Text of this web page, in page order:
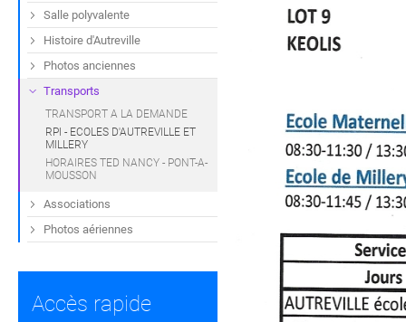
Salle polyvalente
Histoire d'Autreville
Photos anciennes
Transports
TRANSPORT A LA DEMANDE
RPI - ECOLES D'AUTREVILLE ET
MILLERY
HORAIRES TED NANCY - PONT-A-
MOUSSON
Associations
Photos aériennes
Accès rapide